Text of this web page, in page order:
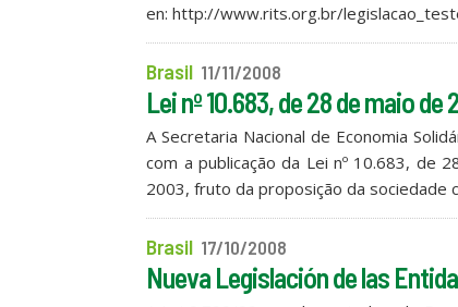
en: http://www.rits.org.br/
Brasil 11/11/2008
Lei nº 10.683, de 28 de maio
A Secretaria Nacional de Economia
com a publicação da Lei nº 10.683, de
2003, fruto da proposição da sociedade
Brasil 17/10/2008
Nueva Legislación de las